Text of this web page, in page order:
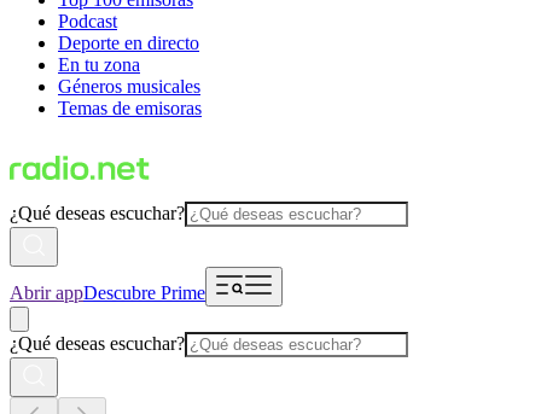
Podcast
Deporte en directo
En tu zona
Géneros musicales
Temas de emisoras
¿Qué deseas escuchar?
Abrir appDescubre Prime
¿Qué deseas escuchar?